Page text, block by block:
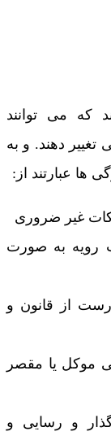
که می توانند
دهند. و به
ها عبارتند از:
غیر ضروری
رویه به صورت
از قانون و
موکل یا مقصر
و رسایی و